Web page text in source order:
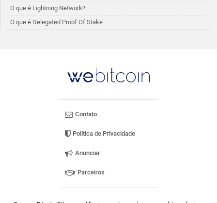
O que é Lightning Network?
O que é Delegated Proof Of Stake
Contato
Política de Privacidade
Anunciar
Parceiros